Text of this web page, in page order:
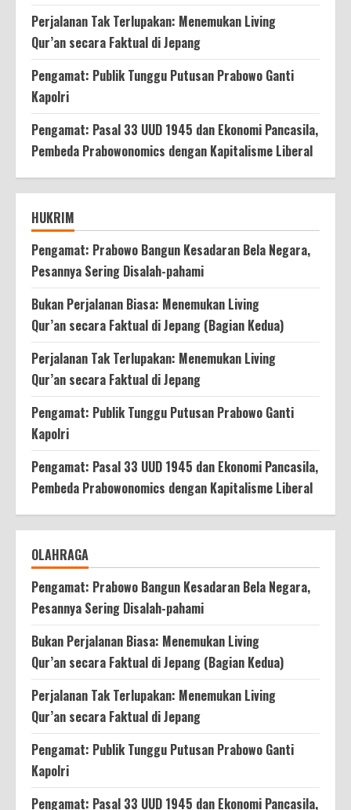
Perjalanan Tak Terlupakan: Menemukan Living
Qur’an secara Faktual di Jepang
Pengamat: Publik Tunggu Putusan Prabowo Ganti
Kapolri
Pengamat: Pasal 33 UUD 1945 dan Ekonomi Pancasila,
Pembeda Prabowonomics dengan Kapitalisme Liberal
HUKRIM
Pengamat: Prabowo Bangun Kesadaran Bela Negara,
Pesannya Sering Disalah-pahami
Bukan Perjalanan Biasa: Menemukan Living
Qur’an secara Faktual di Jepang (Bagian Kedua)
Perjalanan Tak Terlupakan: Menemukan Living
Qur’an secara Faktual di Jepang
Pengamat: Publik Tunggu Putusan Prabowo Ganti
Kapolri
Pengamat: Pasal 33 UUD 1945 dan Ekonomi Pancasila,
Pembeda Prabowonomics dengan Kapitalisme Liberal
OLAHRAGA
Pengamat: Prabowo Bangun Kesadaran Bela Negara,
Pesannya Sering Disalah-pahami
Bukan Perjalanan Biasa: Menemukan Living
Qur’an secara Faktual di Jepang (Bagian Kedua)
Perjalanan Tak Terlupakan: Menemukan Living
Qur’an secara Faktual di Jepang
Pengamat: Publik Tunggu Putusan Prabowo Ganti
Kapolri
Pengamat: Pasal 33 UUD 1945 dan Ekonomi Pancasila,